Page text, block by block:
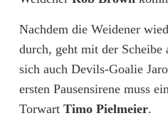
l
s
b
r
Nachdem die Weidener
durch, geht mit der Scheibe
sich auch Devils-Goalie
ersten Pausensirene muss
Torwart Timo Pielmeier.